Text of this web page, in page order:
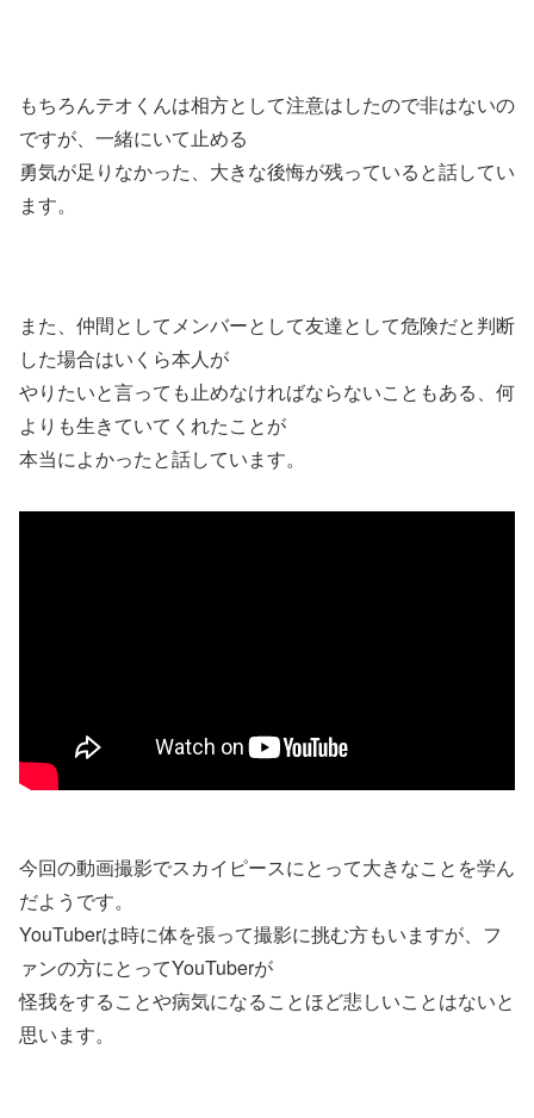
もちろんテオくんは相方として注意はしたので非はないの
ですが、一緒にいて止める
勇気が足りなかった、大きな後悔が残っていると話してい
ます。
また、仲間としてメンバーとして友達として危険だと判断
した場合はいくら本人が
やりたいと言っても止めなければならないこともある、何
よりも生きていてくれたことが
本当によかったと話しています。
今回の動画撮影でスカイピースにとって大きなことを学ん
だようです。
YouTuberは時に体を張って撮影に挑む方もいますが、フ
ァンの方にとってYouTuberが
怪我をすることや病気になることほど悲しいことはないと
思います。